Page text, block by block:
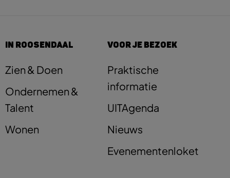
IN ROOSENDAAL
Zien & Doen
Ondernemen &
Talent
Wonen
VOOR JE BEZOEK
Praktische
informatie
UITAgenda
Nieuws
Evenementenloket